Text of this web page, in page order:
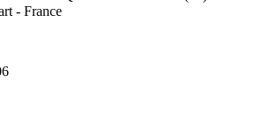
- France